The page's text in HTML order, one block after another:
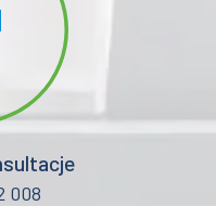
008